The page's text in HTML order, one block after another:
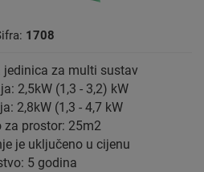
1708
za multi sustav
2,5kW (1,3 - 3,2) kW
2,8kW (1,3 - 4,7 kW
za prostor: 25m2
je uključeno u cijenu
5 godina